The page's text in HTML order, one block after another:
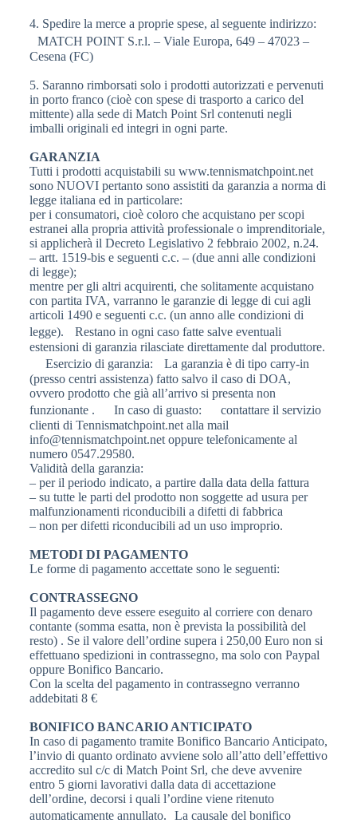
4. Spedire la merce a proprie spese, al seguente indirizzo:
MATCH POINT S.r.l. – Viale Europa, 649 – 47023 –
Cesena (FC)
5. Saranno rimborsati solo i prodotti autorizzati e pervenuti
in porto franco (cioè con spese di trasporto a carico del
mittente) alla sede di Match Point Srl contenuti negli
imballi originali ed integri in ogni parte.
GARANZIA
Tutti i prodotti acquistabili su www.tennismatchpoint.net
sono NUOVI pertanto sono assistiti da garanzia a norma di
legge italiana ed in particolare:
per i consumatori, cioè coloro che acquistano per scopi
estranei alla propria attività professionale o imprenditoriale,
si applicherà il Decreto Legislativo 2 febbraio 2002, n.24.
– artt. 1519-bis e seguenti c.c. – (due anni alle condizioni
di legge);
mentre per gli altri acquirenti, che solitamente acquistano
con partita IVA, varranno le garanzie di legge di cui agli
articoli 1490 e seguenti c.c. (un anno alle condizioni di
legge). Restano in ogni caso fatte salve eventuali
estensioni di garanzia rilasciate direttamente dal produttore.
Esercizio di garanzia: La garanzia è di tipo carry-in
(presso centri assistenza) fatto salvo il caso di DOA,
ovvero prodotto che già all’arrivo si presenta non
funzionante . In caso di guasto: contattare il servizio
clienti di Tennismatchpoint.net alla mail
info@tennismatchpoint.net oppure telefonicamente al
numero 0547.29580.
Validità della garanzia:
– per il periodo indicato, a partire dalla data della fattura
– su tutte le parti del prodotto non soggette ad usura per
malfunzionamenti riconducibili a difetti di fabbrica
– non per difetti riconducibili ad un uso improprio.
METODI DI PAGAMENTO
Le forme di pagamento accettate sono le seguenti:
CONTRASSEGNO
Il pagamento deve essere eseguito al corriere con denaro
contante (somma esatta, non è prevista la possibilità del
resto) . Se il valore dell’ordine supera i 250,00 Euro non si
effettuano spedizioni in contrassegno, ma solo con Paypal
oppure Bonifico Bancario.
Con la scelta del pagamento in contrassegno verranno
addebitati 8 €
BONIFICO BANCARIO ANTICIPATO
In caso di pagamento tramite Bonifico Bancario Anticipato,
l’invio di quanto ordinato avviene solo all’atto dell’effettivo
accredito sul c/c di Match Point Srl, che deve avvenire
entro 5 giorni lavorativi dalla data di accettazione
dell’ordine, decorsi i quali l’ordine viene ritenuto
automaticamente annullato. La causale del bonifico